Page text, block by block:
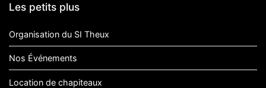
Les petits plus
Organisation du SI Theux
Nos Événements
Location de chapiteaux